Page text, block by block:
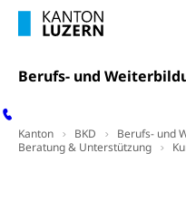
Berufs- und
Kanton BKD
Berufs- und
Beratung & Unterstützung
Zentral- und
Museen, Theater,
Kulturförderung
Nachwuchsförderung,
Förderung,